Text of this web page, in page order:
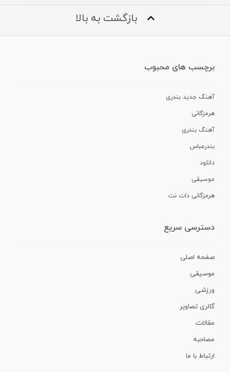
بازگشت به بالا
برچسب های محبوب
آهنگ جدید بندری
هرمزگانی
آهنگ بندری
بندرعباس
دانلود
موسیقی
هرمزگانی دات نت
دسترسی سریع
صفحه اصلی
موسیقی
ورزشی
گالری تصاویر
مقالات
مصاحبه
ارتباط با ما